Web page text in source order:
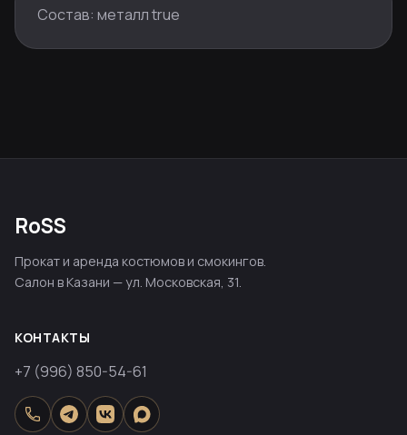
Состав: металл true
RoSS
Прокат и аренда костюмов и смокингов.
Салон в Казани — ул. Московская, 31.
КОНТАКТЫ
+7 (996) 850-54-61